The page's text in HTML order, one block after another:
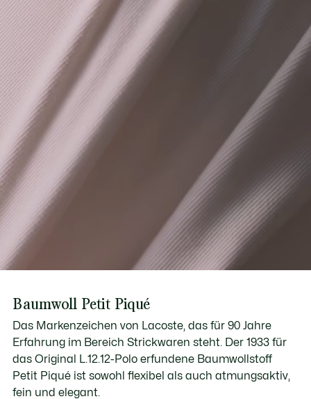
Baumwoll Petit Piqué
Das Markenzeichen von Lacoste, das für 90 Jahre
Erfahrung im Bereich Strickwaren steht. Der 1933 für
das Original L.12.12-Polo erfundene Baumwollstoff
Petit Piqué ist sowohl flexibel als auch atmungsaktiv,
fein und elegant.